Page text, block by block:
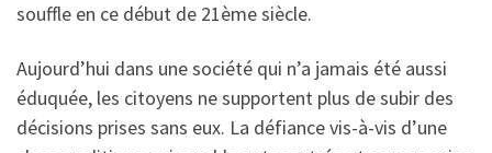
souffle en ce début de 21ème siècle.
Aujourd’hui dans une société qui n’a jamais été aussi
éduquée, les citoyens ne supportent plus de subir des
décisions prises sans eux. La défiance vis-à-vis d’une